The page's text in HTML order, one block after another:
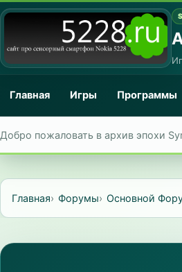
Главная Игры Программы
Добро пожаловать в архив эпохи
Главная Форумы Основной